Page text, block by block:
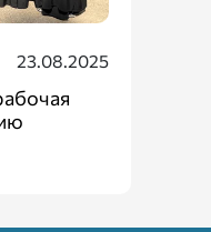
23.08.2025